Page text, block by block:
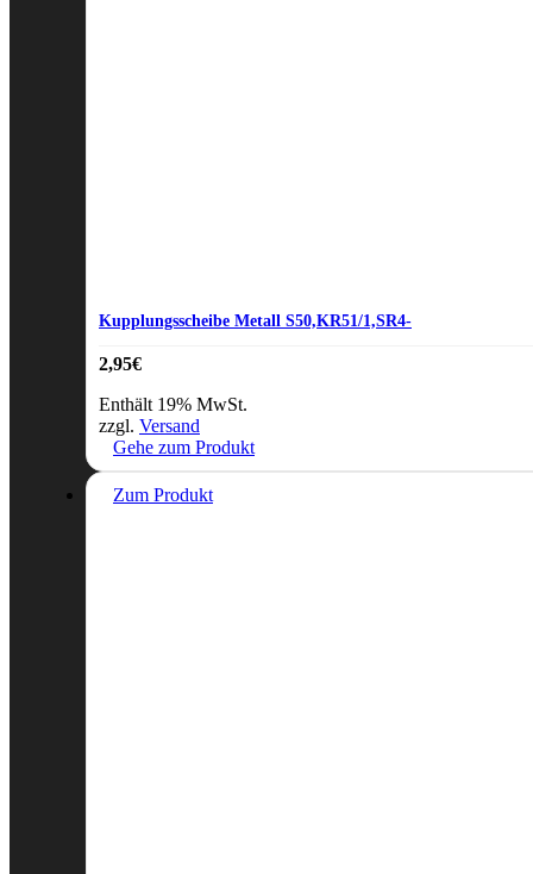
Kupplungsscheibe Metall S50,KR51/1,SR4-
2,95€
Enthält 19% MwSt.
zzgl. Versand
Gehe zum Produkt
Zum Produkt